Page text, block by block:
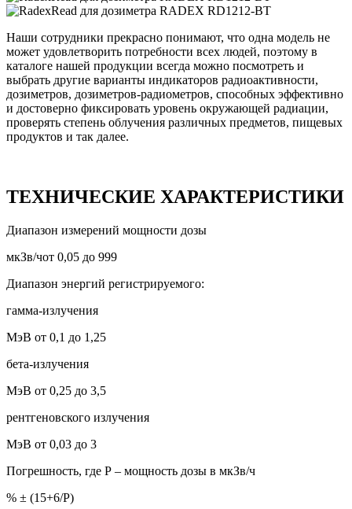
Наши сотрудники прекрасно понимают, что одна модель не
может удовлетворить потребности всех людей, поэтому в
каталоге нашей продукции всегда можно посмотреть и
выбрать другие варианты индикаторов радиоактивности,
дозиметров, дозиметров-радиометров, способных эффективно
и достоверно фиксировать уровень окружающей радиации,
проверять степень облучения различных предметов, пищевых
продуктов и так далее.
ТЕХНИЧЕСКИЕ ХАРАКТЕРИСТИКИ
Диапазон измерений мощности дозы
мкЗв/чот 0,05 до 999
Диапазон энергий регистрируемого:
гамма-излучения
МэВ от 0,1 до 1,25
бета-излучения
МэВ от 0,25 до 3,5
рентгеновского излучения
МэВ от 0,03 до 3
Погрешность, где Р – мощность дозы в мкЗв/ч
% ± (15+6/Р)